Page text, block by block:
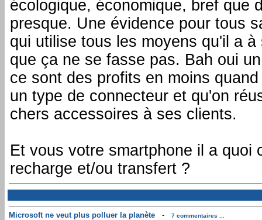
écologique, économique, bref que
presque. Une évidence pour tous
qui utilise tous les moyens qu'il a
que ça ne se fasse pas. Bah oui
ce sont des profits en moins
un type de connecteur et qu'on
chers accessoires à ses clients.
Et vous votre smartphone il a quoi
recharge et/ou transfert ?
Microsoft ne veut plus polluer la planète -
7 commentaires ...